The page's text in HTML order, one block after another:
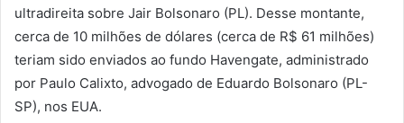
ultradireita sobre Jair Bolsonaro (PL). Desse montante,
cerca de 10 milhões de dólares (cerca de R$ 61 milhões)
teriam sido enviados ao fundo Havengate, administrado
por Paulo Calixto, advogado de Eduardo Bolsonaro (PL-
SP), nos EUA.